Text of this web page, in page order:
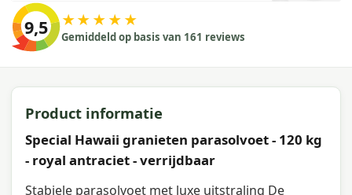
9,5 ★★★★★
Gemiddeld op basis van 161 reviews
Product informatie
Special Hawaii granieten parasolvoet - 120 kg
- royal antraciet - verrijdbaar
Stabiele parasolvoet met luxe uitstraling De